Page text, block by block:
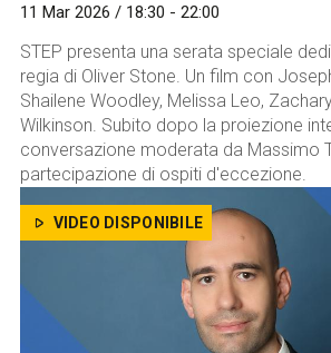
11 Mar 2026 / 18:30 - 22:00
STEP presenta una serata speciale
regia di Oliver Stone. Un film con
Shailene Woodley, Melissa Leo,
Wilkinson. Subito dopo la proiezione
conversazione moderata da Massimo
partecipazione di ospiti d'eccezione.
VIDEO DISPONIBILE